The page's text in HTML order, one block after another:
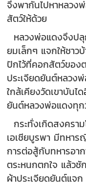
จึงพากันไปหาหลวง
สัตว์ให้ด้วย
หลวงพ่อแดงจึงปลุ
ยมเล็กๆ แจกให้ชาว
ปักไว้ที่คอกสัตว์ขอ
ประเจียดยันต์หลวง
ใกล้เคียงวัดเขาบัน
ยันต์หลวงพ่อแดงทุก
กระทั่งเกิดสงครา
เอเชียบูรพา มีทหา
การต่อสู้กับทหารอา
ตระหนกตกใจ แล้ว
ผ้าประเจียดยันต์แจ